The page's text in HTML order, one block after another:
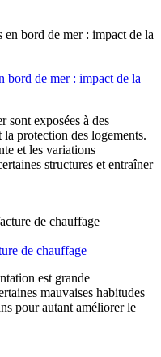
bord de mer : impact de la
sont exposées à des
protection des logements.
et les variations
structures et entraîner
de chauffage
est grande
mauvaises habitudes
pour autant améliorer le